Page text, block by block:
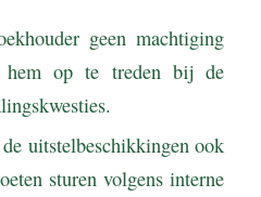
geen machtiging
hem op te treden bij de
uitstelbeschikkingen ook
sturen volgens interne